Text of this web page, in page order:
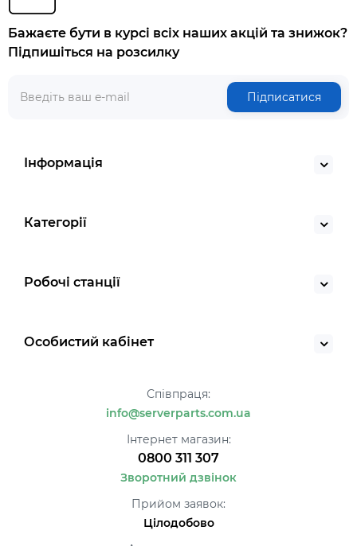
Бажаєте бути в курсі всіх наших акцій та знижок?
Підпишіться на розсилку
Підписатися
Інформація
Категорії
Робочі станції
Особистий кабінет
Співпраця:
info@serverparts.com.ua
Інтернет магазин:
0800 311 307
Зворотний дзвінок
Прийом заявок:
Цілодобово